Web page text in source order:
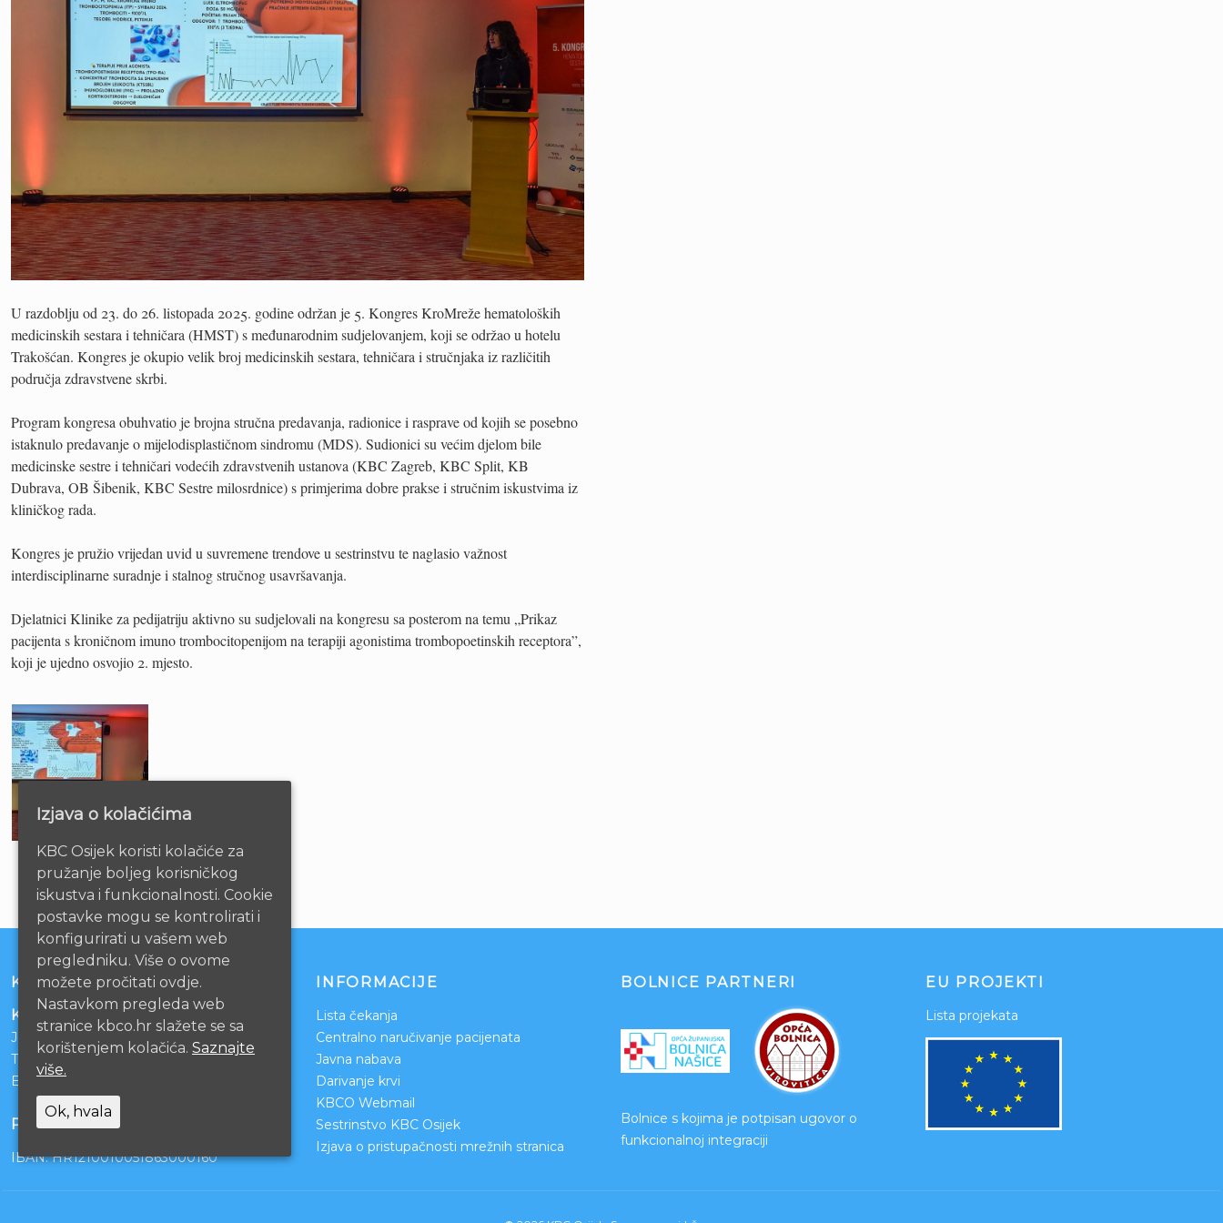
U razdoblju od 23. do 26. listopada 2025. godine održan je 5. Kongres KroMreže hematoloških
medicinskih sestara i tehničara (HMST) s međunarodnim sudjelovanjem, koji se održao u hotelu
Trakošćan. Kongres je okupio velik broj medicinskih sestara, tehničara i stručnjaka iz različitih
područja zdravstvene skrbi.
Program kongresa obuhvatio je brojna stručna predavanja, radionice i rasprave od kojih se posebno
istaknulo predavanje o mijelodisplastičnom sindromu (MDS). Sudionici su većim djelom bile
medicinske sestre i tehničari vodećih zdravstvenih ustanova (KBC Zagreb, KBC Split, KB
Dubrava, OB Šibenik, KBC Sestre milosrdnice) s primjerima dobre prakse i stručnim iskustvima iz
kliničkog rada.
Kongres je pružio vrijedan uvid u suvremene trendove u sestrinstvu te naglasio važnost
interdisciplinarne suradnje i stalnog stručnog usavršavanja.
Djelatnici Klinike za pedijatriju aktivno su sudjelovali na kongresu sa posterom na temu „Prikaz
pacijenta s kroničnom imuno trombocitopenijom na terapiji agonistima trombopoetinskih receptora”,
koji je ujedno osvojio 2. mjesto.
KONTAKT
Klinički bolnički centar Osijek
Josipa Huttlera 4
Tel:
031/511-511
Email:ravnateljstvo@kbco.hr
POSLOVNI RAČUNI
IBAN: HR1210010051863000160
INFORMACIJE
Lista čekanja
Centralno naručivanje pacijenata
Javna nabava
Darivanje krvi
KBCO Webmail
Sestrinstvo KBC Osijek
Izjava o pristupačnosti mrežnih stranica
BOLNICE PARTNERI
Bolnice s kojima je potpisan ugovor o
funkcionalnoj integraciji
EU PROJEKTI
Lista projekata
Izjava o kolačićima
KBC Osijek koristi kolačiće za
pružanje boljeg korisničkog
iskustva i funkcionalnosti. Cookie
postavke mogu se kontrolirati i
konfigurirati u vašem web
pregledniku. Više o ovome
možete pročitati ovdje.
Nastavkom pregleda web
stranice kbco.hr slažete se sa
korištenjem kolačića. Saznajte
više.
Ok, hvala